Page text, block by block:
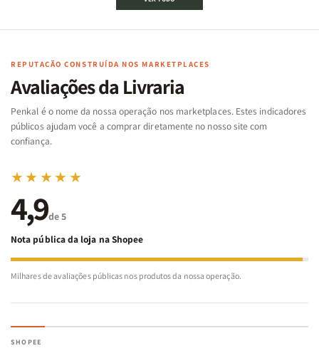
Cartas
Famílias
Bíblia
-
Penkal
Cartas
Famílias
da
Bíblia
-
Penkal
|
de
|
REPUTAÇÃO CONSTRUÍDA NOS MARKETPLACES
Avaliações da Livraria
Penkal é o nome da nossa operação nos marketplaces. Estes indicadores
públicos ajudam você a comprar diretamente no nosso site com
confiança.
★★★★★
4,9de 5
Nota pública da loja na Shopee
Milhares de avaliações públicas nos produtos da nossa operação.
SHOPEE